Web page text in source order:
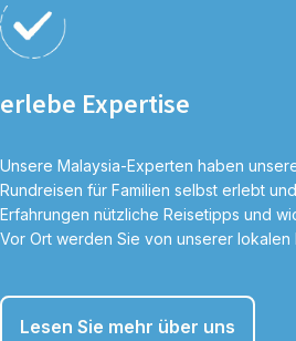
erlebe Expertise
Unsere Malaysia-Experten haben
Rundreisen für Familien selbst erlebt
Erfahrungen nützliche Reisetipps und
Vor Ort werden Sie von unserer lokalen
Lesen Sie mehr über uns